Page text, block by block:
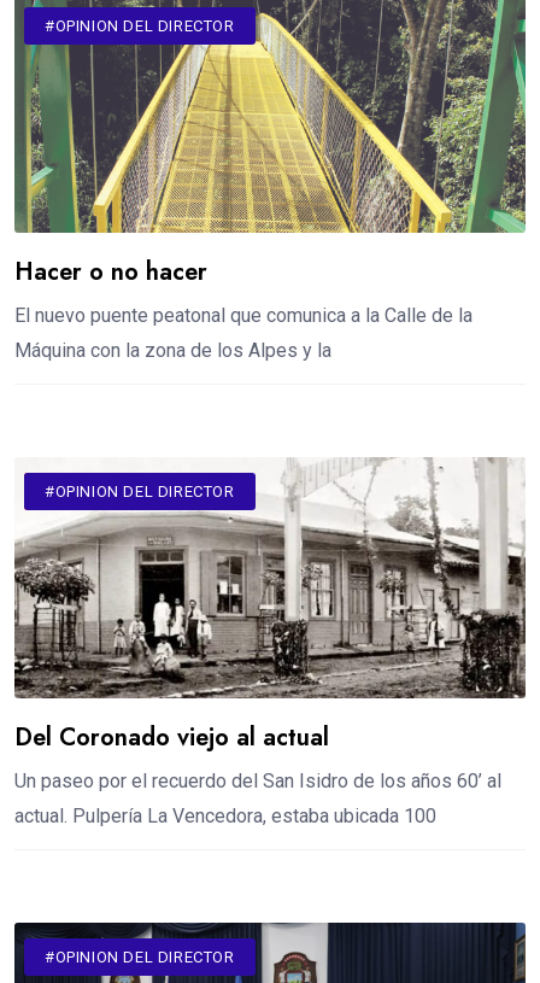
#OPINION DEL DIRECTOR
Hacer o no hacer
El nuevo puente peatonal que comunica a la Calle de la
Máquina con la zona de los Alpes y la
#LO ÚLTIMO
#OPINION DEL DIRECTOR
Del Coronado viejo al actual
Un paseo por el recuerdo del San Isidro de los años 60’ al
actual. Pulpería La Vencedora, estaba ubicada 100
#OPINION DEL DIRECTOR